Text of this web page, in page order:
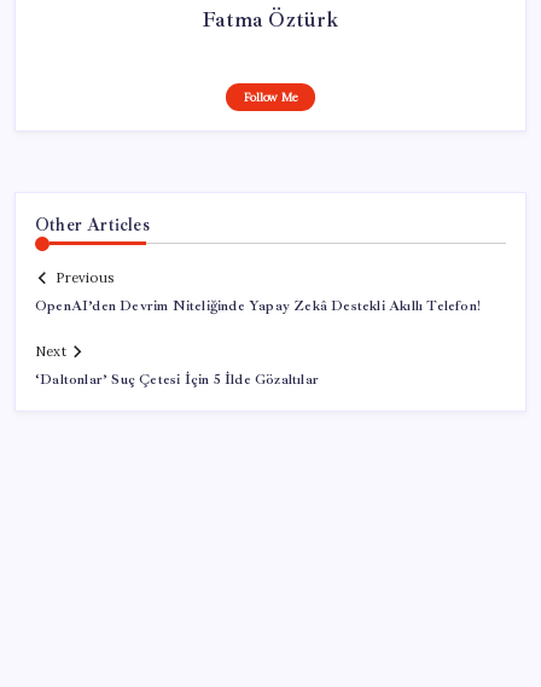
Fatma Öztürk
Follow Me
Other Articles
Previous
OpenAI’den Devrim Niteliğinde Yapay Zekâ Destekli Akıllı Telefon!
Next
‘Daltonlar’ Suç Çetesi İçin 5 İlde Gözaltılar